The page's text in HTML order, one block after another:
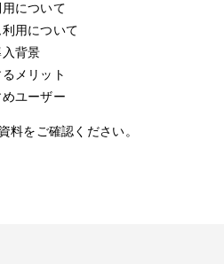
について
用について
背景
メリット
ユーザー
料をご確認ください。